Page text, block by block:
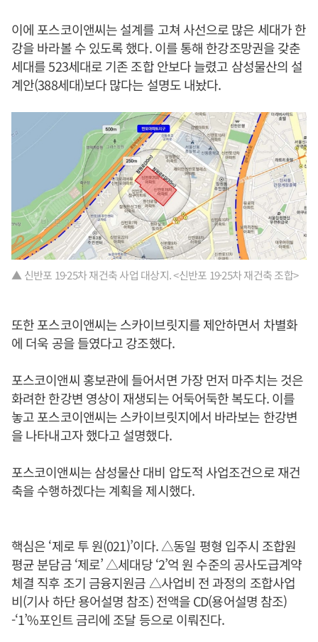
이에 포스코이앤씨는 설계를 고쳐 사선으로 많은 세대가 한
강을 바라볼 수 있도록 했다. 이를 통해 한강조망권을 갖춘
세대를 523세대로 기존 조합 안보다 늘렸고 삼성물산의 설
계안(388세대)보다 많다는 설명도 내놨다.
▲ 신반포 19·25차 재건축 사업 대상지. <신반포 19·25차 재건축 조합>
또한 포스코이앤씨는 스카이브릿지를 제안하면서 차별화
에 더욱 공을 들였다고 강조했다.
포스코이앤씨 홍보관에 들어서면 가장 먼저 마주치는 것은
화려한 한강변 영상이 재생되는 어둑어둑한 복도다. 이를
놓고 포스코이앤씨는 스카이브릿지에서 바라보는 한강변
을 나타내고자 했다고 설명했다.
포스코이앤씨는 삼성물산 대비 압도적 사업조건으로 재건
축을 수행하겠다는 계획을 제시했다.
핵심은 ‘제로 투 원(021)’이다. △동일 평형 입주시 조합원
평균 분담금 ‘제로’ △세대당 ‘2’억 원 수준의 공사도급계약
체결 직후 조기 금융지원금 △사업비 전 과정의 조합사업
비(기사 하단 용어설명 참조) 전액을 CD(용어설명 참조)
-‘1’%포인트 금리에 조달 등으로 이뤄진다.